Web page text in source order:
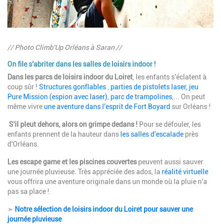
Description
// Photo Climb'Up Orléans à Saran //
On file s'abriter dans les salles de loisirs indoor !
Dans les parcs de loisirs indoor du Loiret, les enfants s'éclatent à
coup sûr ! Structures gonflables, parties de pistolets laser, jeu
Pure Mission (espion avec laser), parc de trampolines,... On peut
même vivre une aventure dans l'esprit de Fort Boyard sur Orléans !
S'il pleut dehors, alors on grimpe dedans ! Pour se défouler, les
enfants prennent de la hauteur dans les salles d'escalade près
d'Orléans.
Les escape game et les piscines couvertes peuvent aussi sauver
une journée pluvieuse. Très appréciée des ados, la réalité virtuelle
vous offrira une aventure originale dans un monde où la pluie n'a
pas sa place !
➢ Notre sélection de loisirs indoor du Loiret pour sauver une
journée pluvieuse